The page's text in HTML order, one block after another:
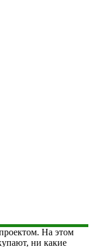
На этом
ни какие